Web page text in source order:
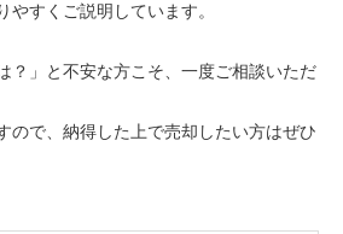
やすくご説明しています。
？」と不安な方こそ、一度ご相談いただ
ので、納得した上で売却したい方はぜひ